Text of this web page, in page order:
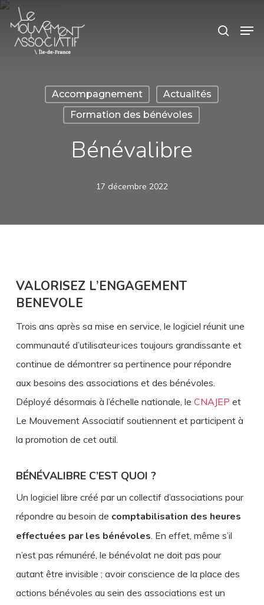
Skip
main
search
Accompagnement
Actualités
Formation des bénévoles
Bénévalibre
17 décembre 2022
VALORISEZ L’ENGAGEMENT
BENEVOLE
Trois ans après sa mise en service, le logiciel réunit une
communauté d’utilisateur·ices toujours grandissante et
continue de démontrer sa pertinence pour répondre
aux besoins des associations et des bénévoles.
Déployé désormais à l’échelle nationale, le CNAJEP et
Le Mouvement Associatif soutiennent et participent à
la promotion de cet outil.
BÉNÉVALIBRE C’EST QUOI ?
Un logiciel libre créé par un collectif d’associations pour
répondre au besoin de comptabilisation des heures
effectuées par les bénévoles. En effet, même s’il
n’est pas rémunéré, le bénévolat ne doit pas pour
autant être invisible ; avoir conscience de la place des
actions bénévoles au sein des associations est un
Panneau de gestion des cookies